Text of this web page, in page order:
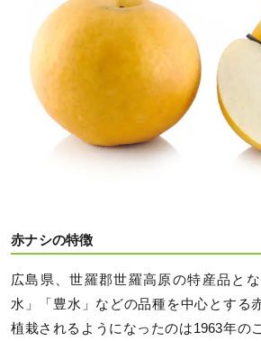
赤ナシの特徴
広島県、世羅郡世羅高原の特産品と
水」「豊水」などの品種を中心とする
植栽されるようになったのは1963年の